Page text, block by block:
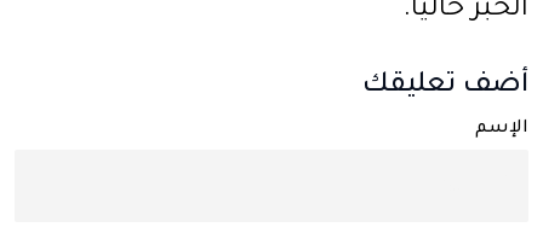
الخبر حاليًا.
أضف تعليقك
الإسم